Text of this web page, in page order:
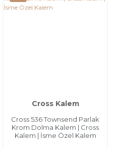
Cross Kalem
Cross 536 Townsend Parlak
Krom Dolma Kalem | Cross
Kalem | İsme Özel Kalem